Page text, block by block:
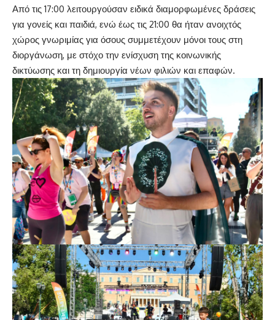
Από τις 17:00 λειτουργούσαν ειδικά διαμορφωμένες δράσεις
για γονείς και παιδιά, ενώ έως τις 21:00 θα ήταν ανοιχτός
χώρος γνωριμίας για όσους συμμετέχουν μόνοι τους στη
διοργάνωση, με στόχο την ενίσχυση της κοινωνικής
δικτύωσης και τη δημιουργία νέων φιλιών και επαφών.